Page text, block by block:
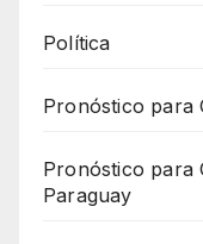
Política
Pronóstico para
Pronóstico para
Paraguay